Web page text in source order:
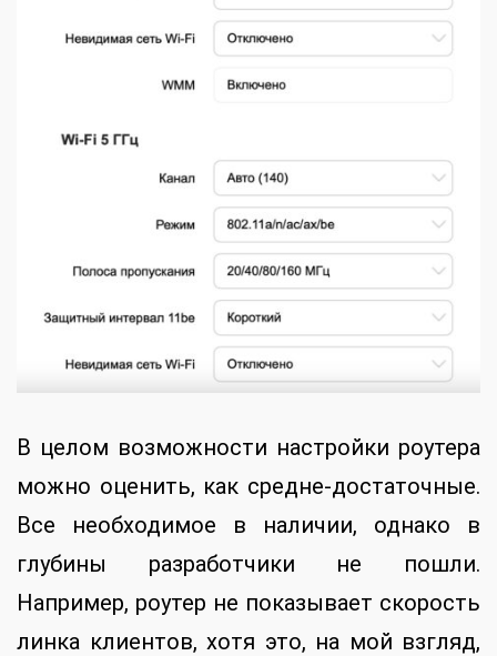
В целом возможности настройки роутера
можно оценить, как средне-достаточные.
Все необходимое в наличии, однако в
глубины разработчики не пошли.
Например, роутер не показывает скорость
линка клиентов, хотя это, на мой взгляд,